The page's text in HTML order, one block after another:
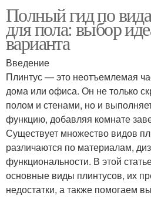
Полный гид по
для пола: выбор
варианта
Введение
Плинтус — это неотъемлемая
дома или офиса. Он не только
полом и стенами, но и
функцию, добавляя комнате
Существует множество видов
различаются по материалам,
функциональности. В этой
основные виды плинтусов, их
недостатки, а также помогаем